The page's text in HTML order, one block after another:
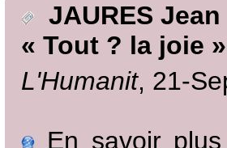
JAURES Jean
« Tout ? la joie »
L'Humanit, 21-
En savoir